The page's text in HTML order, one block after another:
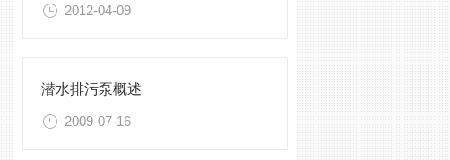
2012-04-09
潜水排污泵概述
2009-07-16